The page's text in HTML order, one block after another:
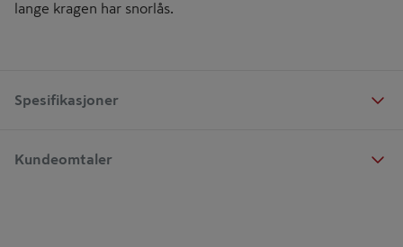
lange kragen har snorlås.
Spesifikasjoner
Kundeomtaler